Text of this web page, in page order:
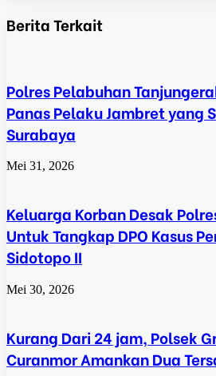
Berita Terkait
Polres Pelabuhan
Panas Pelaku Jambret yang
Surabaya
Mei 31, 2026
Keluarga Korban Desak
Untuk Tangkap DPO Kasus
Sidotopo II
Mei 30, 2026
Kurang Dari 24 jam, Polsek
Curanmor Amankan Dua